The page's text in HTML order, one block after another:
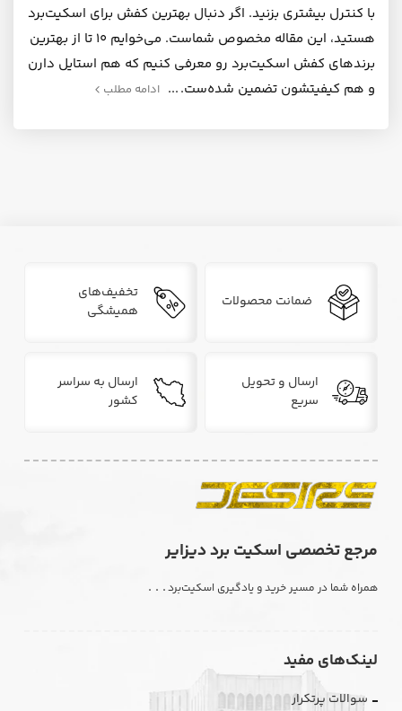
با کنترل بیشتری بزنید. اگر دنبال بهترین کفش برای اسکیت‌برد
هستید، این مقاله مخصوص شماست. می‌خوایم ۱۰ تا از بهترین
برندهای کفش اسکیت‌برد رو معرفی کنیم که هم استایل دارن
و هم کیفیتشون تضمین شده‌ست.
ادامه مطلب
ضمانت محصولات
تخفیف‌های
همیشگی
ارسال و تحویل
سریع
ارسال به سراسر
کشور
مرجع تخصصی اسکیت برد دیزایر
همراه شما در مسیر خرید و یادگیری اسکیت‌برد. . .
لینک‌های مفید
سوالات پرتکرار